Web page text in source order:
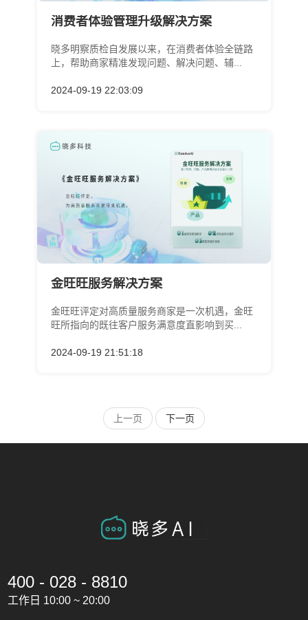
消费者体验管理升级解决方案
晓多明察质检自发展以来，在消费者体验全链路
上，帮助商家精准发现问题、解决问题、辅...
2024-09-19 22:03:09
金旺旺服务解决方案
金旺旺评定对高质量服务商家是一次机遇，金旺
旺所指向的既往客户服务满意度直影响到买...
2024-09-19 21:51:18
上一页 下一页
400 - 028 - 8810
工作日 10:00 ~ 20:00